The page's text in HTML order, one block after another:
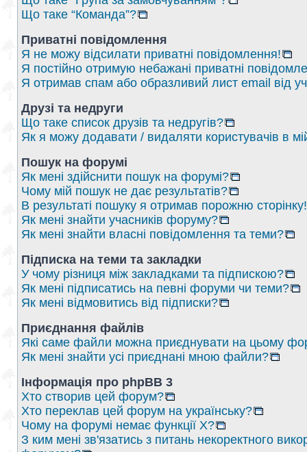
Що таке “Команда”?
Приватні повідомлення
Я не можу відсилати приватні повідомлення!
Я постійно отримую небажані приватні
Я отримав спам або образливий лист email від
Друзі та недруги
Що таке список друзів та недругів?
Як я можу додавати / видаляти користувачів в
Пошук на форумі
Як мені здійснити пошук на форумі?
Чому мій пошук не дає результатів?
В результаті пошуку я отримав порожню сторінку!
Як мені знайти учасників форуму?
Як мені знайти власні повідомлення та теми?
Підписка на теми та закладки
У чому різниця між закладками та підпискою?
Як мені підписатись на певні форуми чи теми?
Як мені відмовитись від підписки?
Приєднання файлів
Які саме файли можна приєднувати на цьому
Як мені знайти усі приєднані мною файли?
Інформація про phpBB 3
Хто створив цей форум?
Хто переклав цей форум на українську?
Чому на форумі немає функції X?
З ким мені зв'язатись з питань некоректного